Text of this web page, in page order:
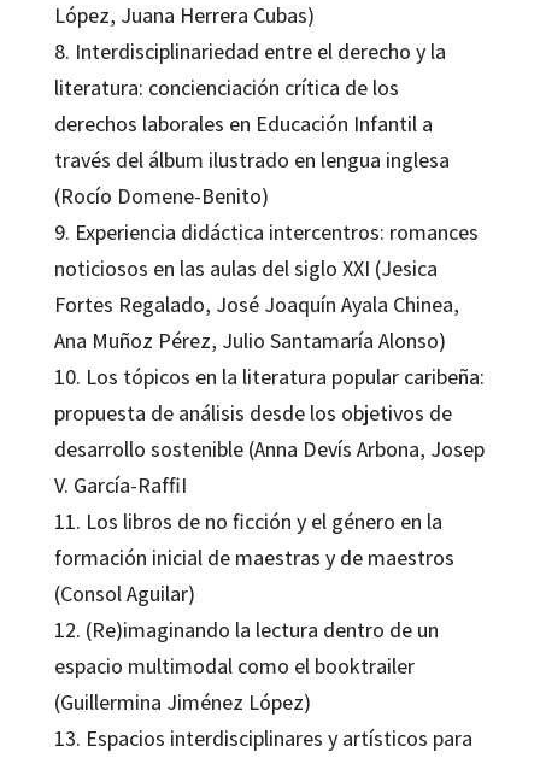
López, Juana Herrera Cubas)
8. Interdisciplinariedad entre el derecho y la
literatura: concienciación crítica de los
derechos laborales en Educación Infantil a
través del álbum ilustrado en lengua inglesa
(Rocío Domene-Benito)
9. Experiencia didáctica intercentros: romances
noticiosos en las aulas del siglo XXI (Jesica
Fortes Regalado, José Joaquín Ayala Chinea,
Ana Muñoz Pérez, Julio Santamaría Alonso)
10. Los tópicos en la literatura popular caribeña:
propuesta de análisis desde los objetivos de
desarrollo sostenible (Anna Devís Arbona, Josep
V. García-RaffiI
11. Los libros de no ficción y el género en la
formación inicial de maestras y de maestros
(Consol Aguilar)
12. (Re)imaginando la lectura dentro de un
espacio multimodal como el booktrailer
(Guillermina Jiménez López)
13. Espacios interdisciplinares y artísticos para